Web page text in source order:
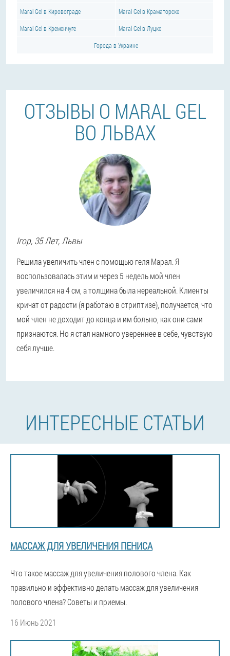
Maral Gel в Кировограде Maral Gel в Краматорске
Maral Gel в Кременчуге Maral Gel в Луцке
Города в Украине
ОТЗЫВЫ О MARAL GEL
ВО ЛЬВАХ
Ігор, 35 Лет,Львы
Решила увеличить член с помощью геля Марал. Я
воспользовалась этим и через 5 недель мой член
увеличился на 4 см, а толщина была нереальной. Клиенты
кричат от радости (я работаю в стриптизе), получается, что
мой член не доходит до конца и им больно, как они сами
признаются. Но я стал намного увереннее в себе, чувствую
себя лучше.
ИНТЕРЕСНЫЕ СТАТЬИ
МАССАЖ ДЛЯ УВЕЛИЧЕНИЯ ПЕНИСА
Что такое массаж для увеличения полового члена. Как
правильно и эффективно делать массаж для увеличения
полового члена? Советы и приемы.
16 Июнь 2021